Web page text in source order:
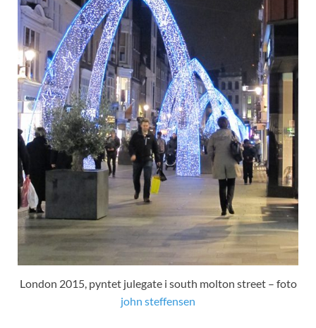
London 2015, pyntet julegate i south molton street – foto
john steffensen